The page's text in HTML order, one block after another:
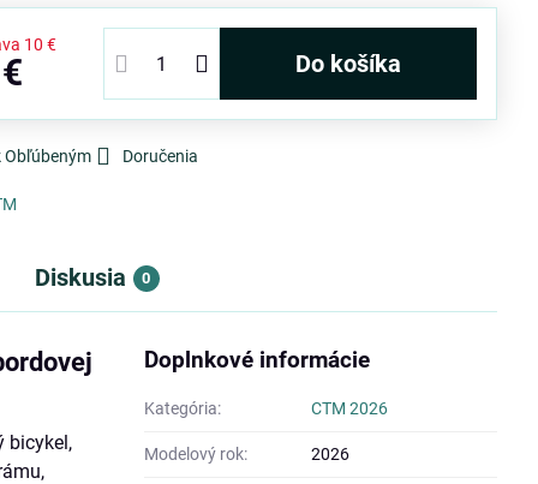
10 €
Do košíka
Obľúbeným Doručenia
Diskusia 0
bicykel,
Doplnkové informácie
Kategória: CTM 2026
Modelový rok: 2026